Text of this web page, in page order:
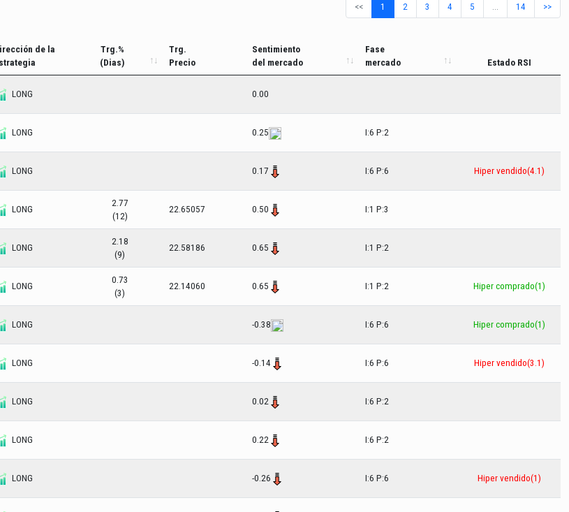
<< 1 2 3 4 5 … 14 >>
de la
Trg.%
(Dias)
Trg.
Precio
Sentimiento
del mercado
Fase
mercado
Estado RSI
LONG 0.00
LONG 0.25 I:6 P:2
LONG 0.17 I:6 P:6 Hiper vendido(4.1)
LONG
2.77
(12)
22.65057 0.50 I:1 P:3
LONG
2.18
(9)
22.58186 0.65 I:1 P:2
LONG
0.73
(3)
22.14060 0.65 I:1 P:2 Hiper comprado(1)
LONG -0.38 I:6 P:6 Hiper comprado(1)
LONG -0.14 I:6 P:6 Hiper vendido(3.1)
LONG 0.02 I:6 P:2
LONG 0.22 I:6 P:2
LONG -0.26 I:6 P:6 Hiper vendido(1)